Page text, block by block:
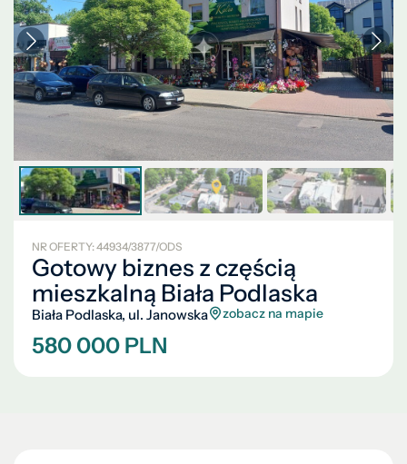
NR OFERTY: 44934/3877/ODS
Gotowy biznes z częścią
mieszkalną Biała Podlaska
Biała Podlaska, ul. Janowska zobacz na mapie
580 000 PLN